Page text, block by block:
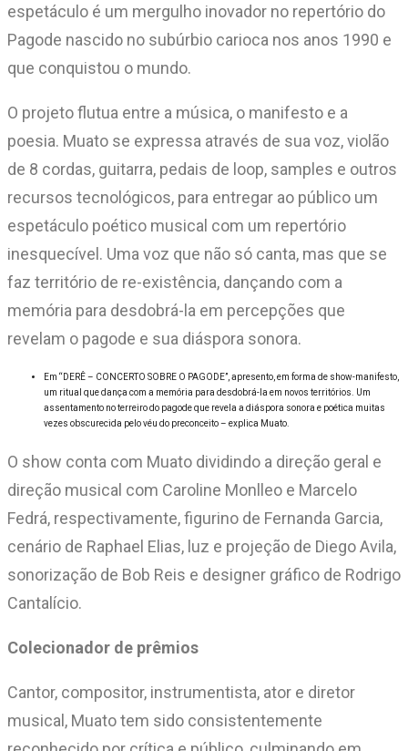
espetáculo é um mergulho inovador no repertório do
Pagode nascido no subúrbio carioca nos anos 1990 e
que conquistou o mundo.
O projeto flutua entre a música, o manifesto e a
poesia. Muato se expressa através de sua voz, violão
de 8 cordas, guitarra, pedais de loop, samples e outros
recursos tecnológicos, para entregar ao público um
espetáculo poético musical com um repertório
inesquecível. Uma voz que não só canta, mas que se
faz território de re-existência, dançando com a
memória para desdobrá-la em percepções que
revelam o pagode e sua diáspora sonora.
Em “DERÊ – CONCERTO SOBRE O PAGODE”, apresento, em forma de show-manifesto,
um ritual que dança com a memória para desdobrá-la em novos territórios. Um
assentamento no terreiro do pagode que revela a diáspora sonora e poética muitas
vezes obscurecida pelo véu do preconceito – explica Muato.
O show conta com Muato dividindo a direção geral e
direção musical com Caroline Monlleo e Marcelo
Fedrá, respectivamente, figurino de Fernanda Garcia,
cenário de Raphael Elias, luz e projeção de Diego Avila,
sonorização de Bob Reis e designer gráfico de Rodrigo
Cantalício.
Colecionador de prêmios
Cantor, compositor, instrumentista, ator e diretor
musical, Muato tem sido consistentemente